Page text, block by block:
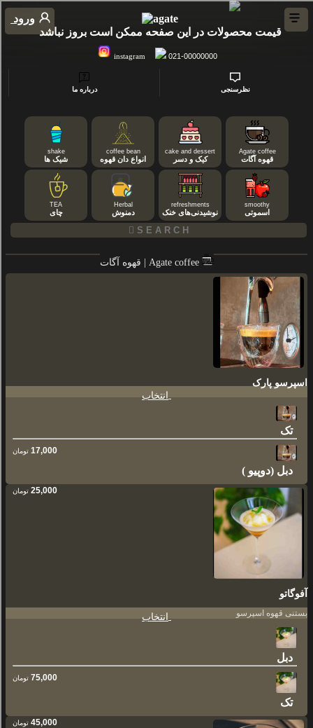
ورود
قیمت محصولات در این صفحه ممکن است بروز نباشد
instagram 021-00000000
درباره ما نظرسنجی
Agate coffee
قهوه آگات
cake and dessert
کیک و دسر
coffee bean
انواع دان قهوه
shake
شیک ها
smoothy
اسموتی
refreshments
نوشیدنی‌های خنک
Herbal
دمنوش
TEA
چای
قهوه آگات | Agate coffee
اسپرسو پارک
انتخاب
تک
17,000 تومان
دبل (دوپیو )
25,000 تومان
آفوگاتو
بستنی قهوه اسپرسو انتخاب
دبل
75,000 تومان
تک
45,000 تومان